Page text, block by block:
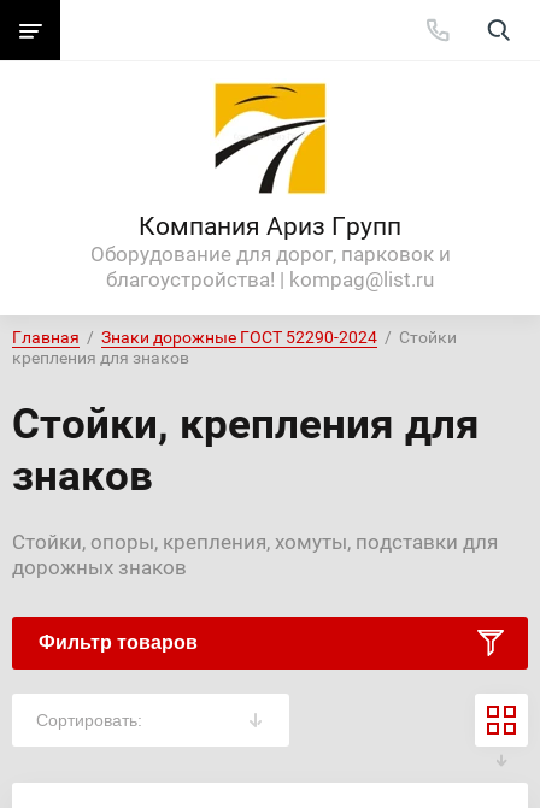
Компания Ариз Групп
Оборудование для дорог, парковок и
благоустройства! | kompag@list.ru
Главная
  /
Знаки дорожные ГОСТ 52290-2024
  /  Стойки
крепления для знаков
Стойки, крепления для
знаков
Стойки, опоры, крепления, хомуты, подставки для
дорожных знаков
Фильтр товаров
Сортировать: